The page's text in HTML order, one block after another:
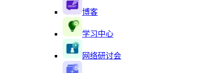
博客
学习中心
网络研讨会